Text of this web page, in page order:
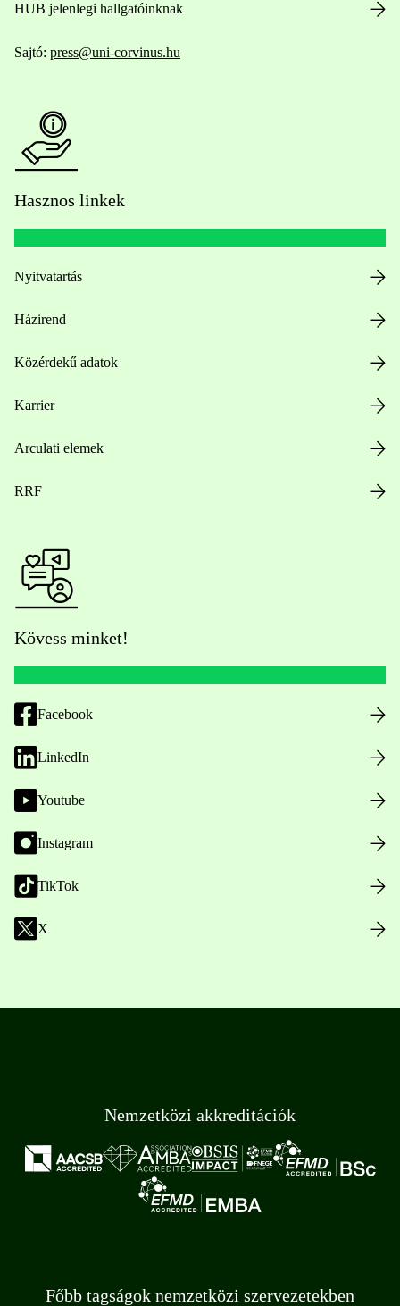
HUB jelenlegi hallgatóinknak
Sajtó: press@uni-corvinus.hu
Hasznos linkek
Nyitvatartás
Házirend
Közérdekű adatok
Karrier
Arculati elemek
RRF
Kövess minket!
Facebook
LinkedIn
Youtube
Instagram
TikTok
X
Nemzetközi akkreditációk
Főbb tagságok nemzetközi szervezetekben